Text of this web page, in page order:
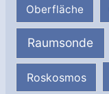
Oberfläche
Raumsonde
Roskosmos